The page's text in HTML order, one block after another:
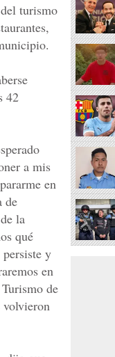
turismo
42
a mis
en
de
la
qué
y
en
de
volvieron